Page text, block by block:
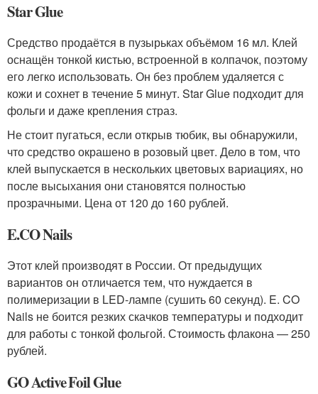
Star Glue
Средство продаётся в пузырьках объёмом 16 мл. Клей
оснащён тонкой кистью, встроенной в колпачок, поэтому
его легко использовать. Он без проблем удаляется с
кожи и сохнет в течение 5 минут. Star Glue подходит для
фольги и даже крепления страз.
Не стоит пугаться, если открыв тюбик, вы обнаружили,
что средство окрашено в розовый цвет. Дело в том, что
клей выпускается в нескольких цветовых вариациях, но
после высыхания они становятся полностью
прозрачными. Цена от 120 до 160 рублей.
E.CO Nails
Этот клей производят в России. От предыдущих
вариантов он отличается тем, что нуждается в
полимеризации в LED-лампе (сушить 60 секунд). E. CO
Nails не боится резких скачков температуры и подходит
для работы с тонкой фольгой. Стоимость флакона — 250
рублей.
GO Active Foil Glue